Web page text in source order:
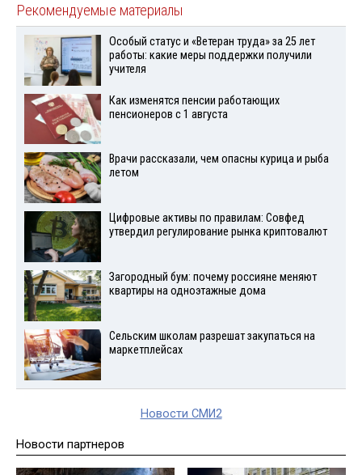
Рекомендуемые материалы
Особый статус и «Ветеран труда» за 25 лет
работы: какие меры поддержки получили
учителя
Как изменятся пенсии работающих
пенсионеров с 1 августа
Врачи рассказали, чем опасны курица и рыба
летом
Цифровые активы по правилам: Совфед
утвердил регулирование рынка криптовалют
Загородный бум: почему россияне меняют
квартиры на одноэтажные дома
Сельским школам разрешат закупаться на
маркетплейсах
Новости СМИ2
Новости партнеров